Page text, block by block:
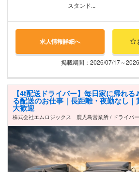
スタンド...
求人情報詳細へ
掲載期間：2026/07/17～
【4t配送ドライバー】毎日家に帰れ
る配送のお仕事｜長距離・夜勤なし
大歓迎
株式会社エムロジックス 鹿児島営業所 / ドライバ